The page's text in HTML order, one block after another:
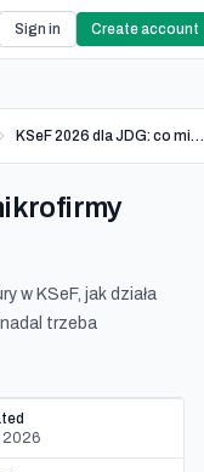
Sign in Create account
KSeF 2026 dla JDG: co mikrofirmy muszą zrobić
w KSeF, jak działa
nadal trzeba
2026